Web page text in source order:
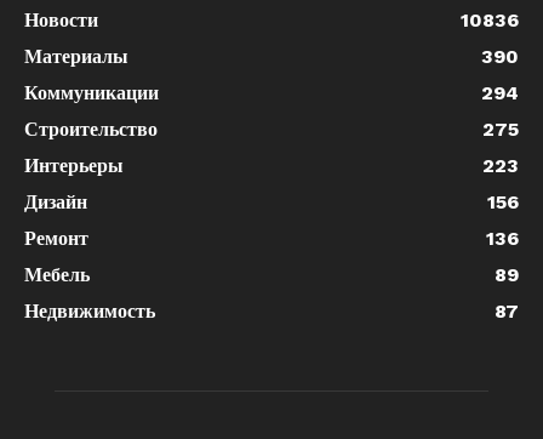
Новости
10836
Материалы
390
Коммуникации
294
Строительство
275
Интерьеры
223
Дизайн
156
Ремонт
136
Мебель
89
Недвижимость
87